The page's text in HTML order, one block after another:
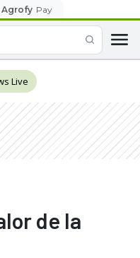
Agrofy Pay
Live
de la